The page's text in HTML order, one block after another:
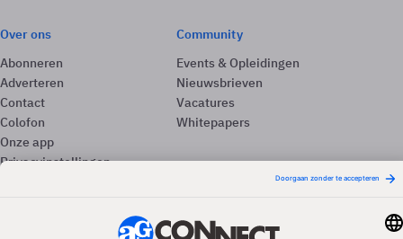
Over ons
Abonneren
Adverteren
Contact
Colofon
Onze app
Privacyinstellingen
Community
Events & Opleidingen
Nieuwsbrieven
Vacatures
Whitepapers